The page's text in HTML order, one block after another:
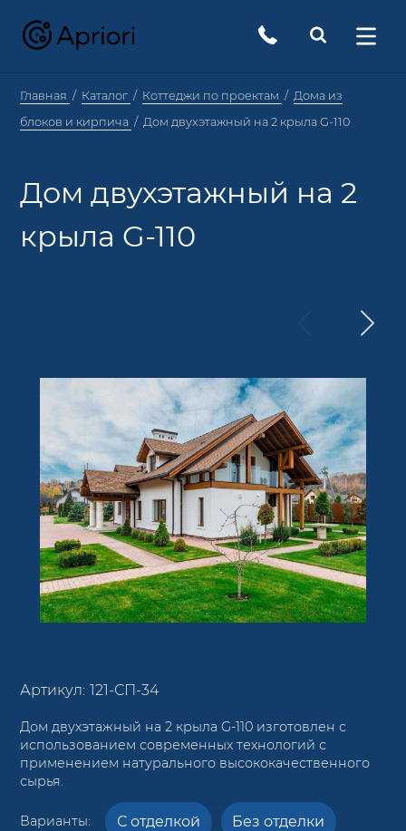
Главная Каталог Коттеджи по проектам
Дома из
блоков и кирпича
Дом двухэтажный на 2 крыла G-110
Дом двухэтажный на 2
крыла G-110
Артикул: 121-СП-34
Дом двухэтажный на 2 крыла G-110 изготовлен с
использованием современных технологий с
применением натурального высококачественного
сырья.
Варианты: С отделкой Без отделки